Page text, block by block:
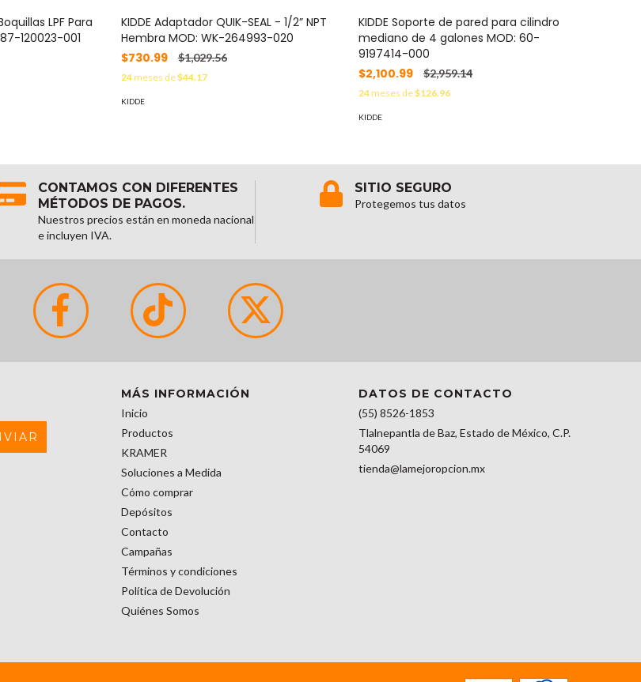
LPF Para
120023-001
KIDDE Adaptador QUIK-SEAL - 1/2” NPT
Hembra MOD: WK-264993-020
$730.99
$1,029.56
24meses de$44.17
KIDDE
KIDDE Soporte de pared para cilindro
mediano de 4 galones MOD: 60-
9197414-000
$2,100.99
$2,959.14
24meses de$126.96
KIDDE
CONTAMOS CON DIFERENTES
MÉTODOS DE PAGOS.
Nuestros precios están en moneda nacional
e incluyen IVA.
SITIO SEGURO
Protegemos tus datos
MÁS INFORMACIÓN
Inicio
Productos
KRAMER
Soluciones a Medida
Cómo comprar
Depósitos
Contacto
Campañas
Términos y condiciones
Política de Devolución
Quiénes Somos
DATOS DE CONTACTO
(55) 8526-1853
Tlalnepantla de Baz, Estado de México, C.P.
54069
tienda@lamejoropcion.mx